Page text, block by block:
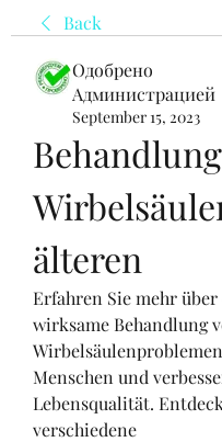
Back
Одобрено
Администрацией
September 15, 2023
älteren
Erfahren Sie mehr über
wirksame Behandlung
Menschen und
Lebensqualität.
verschiedene